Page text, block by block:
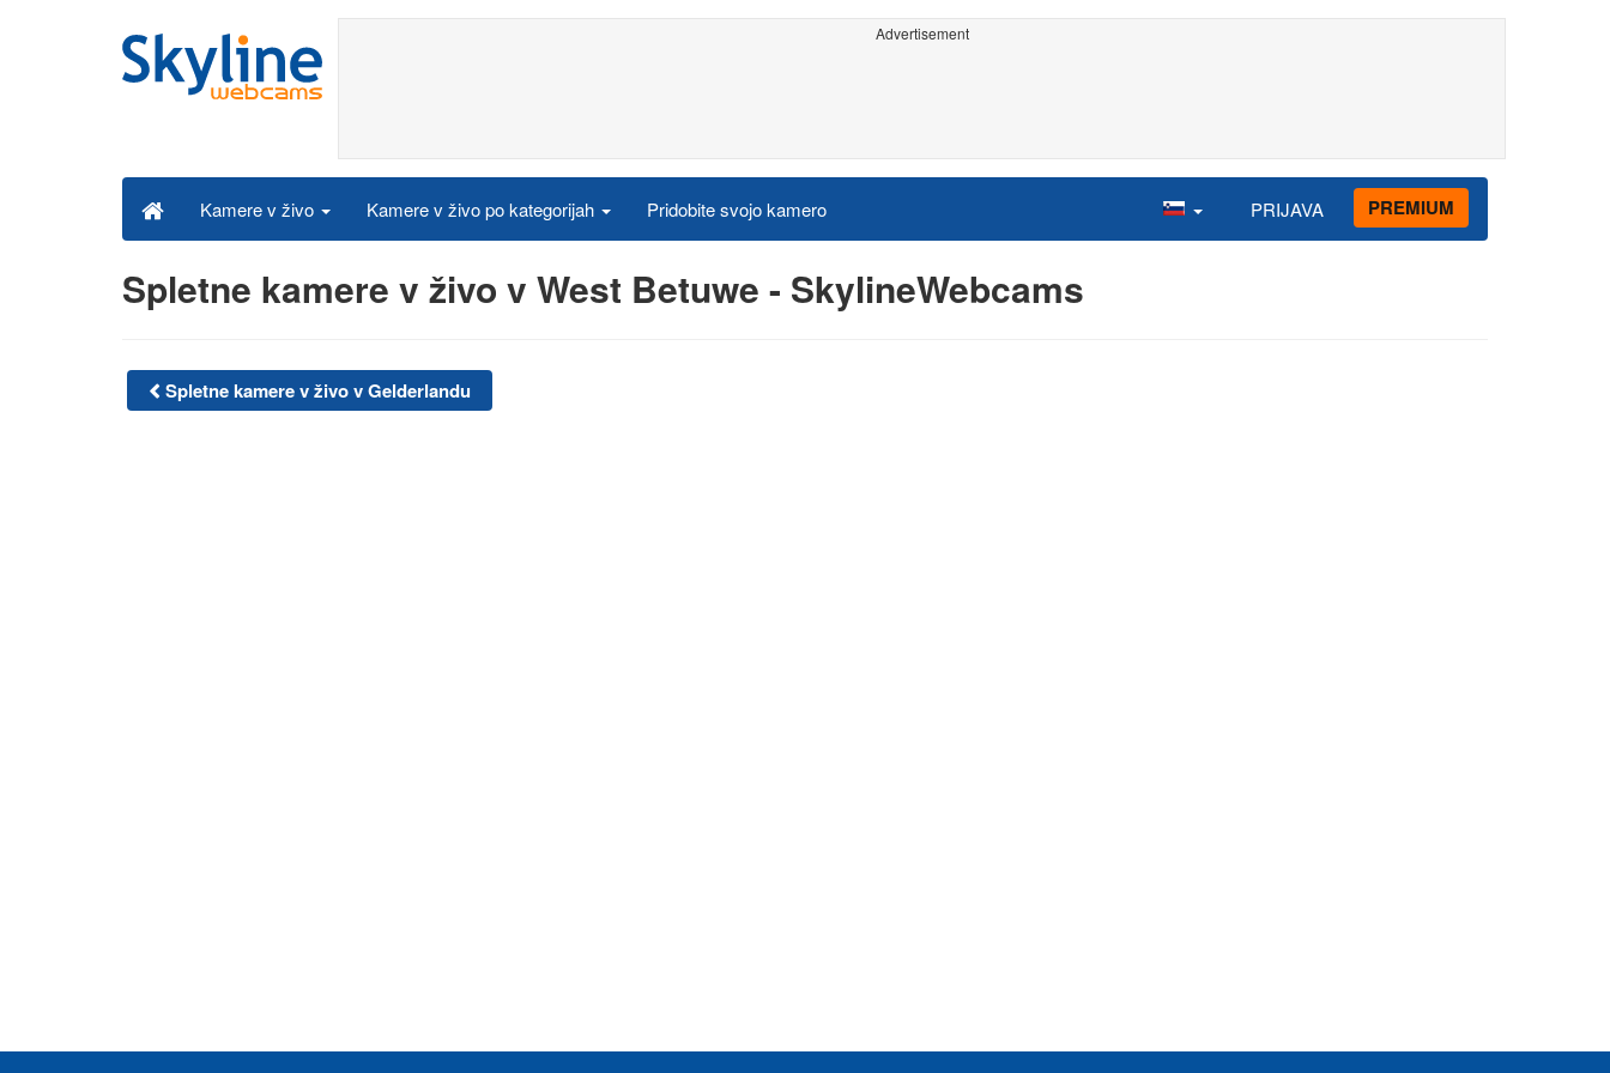
Advertisement
Kamere v živo Kamere v živo po kategorijah Pridobite svojo kamero PRIJAVA PREMIUM
Spletne kamere v živo v West Betuwe - SkylineWebcams
Spletne kamere v živo v Gelderlandu